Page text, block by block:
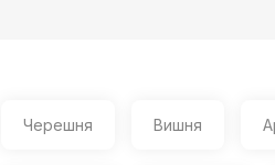
Черешня Вишня